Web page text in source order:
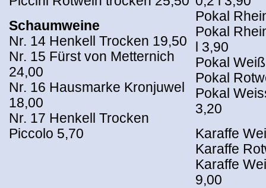
Schaumweine
Nr. 14 Henkell Trocken 19,50
Nr. 15 Fürst von Metternich
24,00
Nr. 16 Hausmarke Kronjuwel
18,00
Nr. 17 Henkell Trocken
Piccolo 5,70
Pokal
Pokal
l 3,90
Pokal
Pokal
Pokal
3,20
Karaffe
Karaffe
Karaffe
9,00